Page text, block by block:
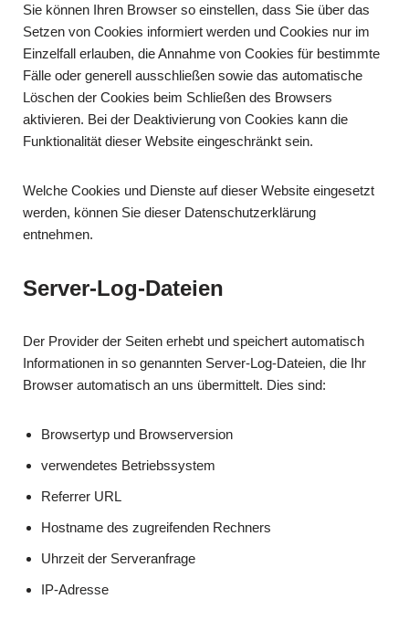
Sie können Ihren Browser so einstellen, dass Sie über das
Setzen von Cookies informiert werden und Cookies nur im
Einzelfall erlauben, die Annahme von Cookies für bestimmte
Fälle oder generell ausschließen sowie das automatische
Löschen der Cookies beim Schließen des Browsers
aktivieren. Bei der Deaktivierung von Cookies kann die
Funktionalität dieser Website eingeschränkt sein.
Welche Cookies und Dienste auf dieser Website eingesetzt
werden, können Sie dieser Datenschutzerklärung
entnehmen.
Server-Log-Dateien
Der Provider der Seiten erhebt und speichert automatisch
Informationen in so genannten Server-Log-Dateien, die Ihr
Browser automatisch an uns übermittelt. Dies sind:
Browsertyp und Browserversion
verwendetes Betriebssystem
Referrer URL
Hostname des zugreifenden Rechners
Uhrzeit der Serveranfrage
IP-Adresse